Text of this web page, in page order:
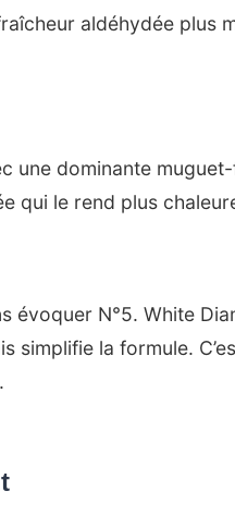
aldéhydée plus
une dominante
qui le rend plus
évoquer N°5. White
simplifie la formule.